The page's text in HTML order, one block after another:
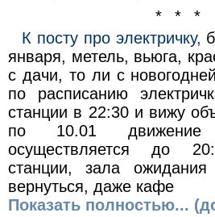
* * *
К посту про электричку,
января, метель, вьюга,
с дачи, то ли с
по расписанию
станции в 22:30 и вижу
по 10.01 движение
осуществляется до
станции, зала
вернуться, даже кафе
Показать полностью...